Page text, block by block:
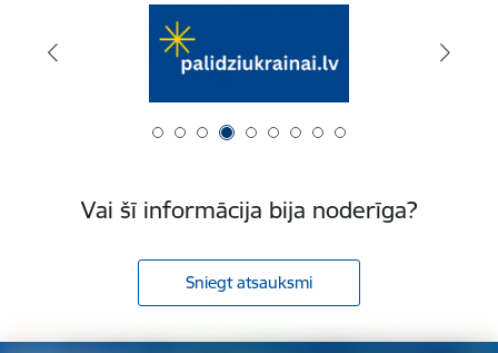
Vai šī informācija bija noderīga?
Sniegt atsauksmi